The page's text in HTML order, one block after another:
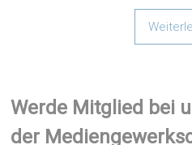
Werde Mitglied bei
der